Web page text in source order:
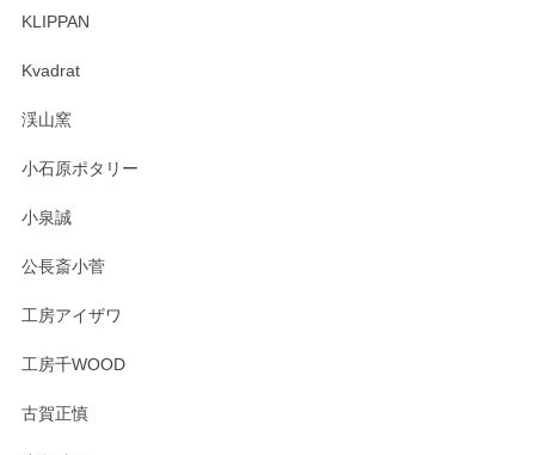
KLIPPAN
Kvadrat
渓山窯
小石原ポタリー
小泉誠
公長斎小菅
工房アイザワ
工房千WOOD
古賀正慎